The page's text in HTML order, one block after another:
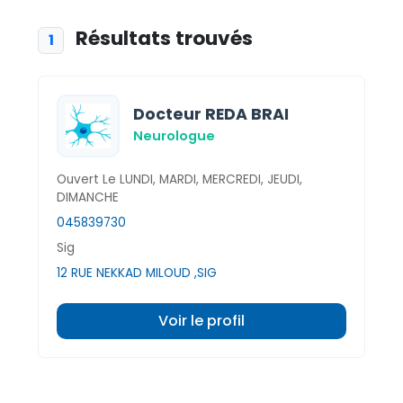
1 Résultats trouvés
Docteur REDA BRAI
Neurologue
Ouvert Le LUNDI, MARDI, MERCREDI, JEUDI,
DIMANCHE
045839730
Sig
12 RUE NEKKAD MILOUD ,SIG
Voir le profil